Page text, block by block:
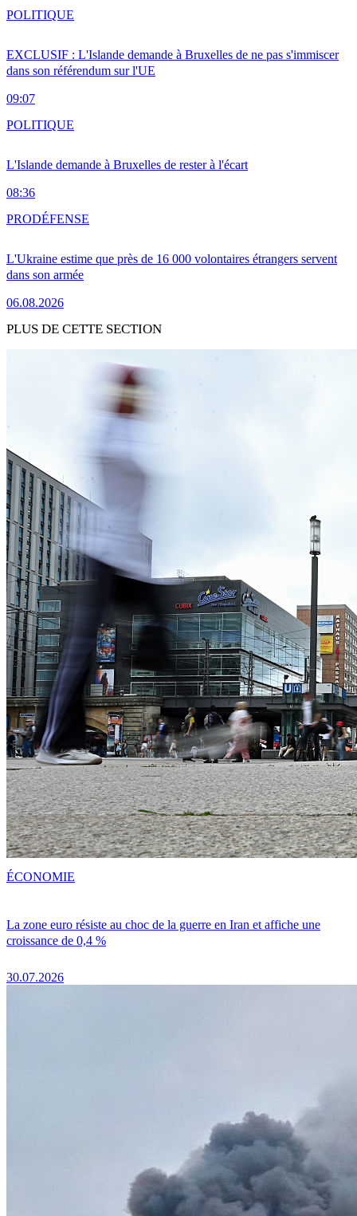
EXCLUSIF : L'Islande demande à Bruxelles de ne pas s'immiscer
dans son référendum sur l'UE
09:07
POLITIQUE
L'Islande demande à Bruxelles de rester à l'écart
08:36
POLITIQUE
L'Ukraine estime que près de 16 000 volontaires étrangers servent
dans son armée
06.08.2026
PRODÉFENSE
PLUS DE CETTE SECTION
La zone euro résiste au choc de la guerre en Iran et affiche une
croissance de 0,4 %
30.07.2026
ÉCONOMIE